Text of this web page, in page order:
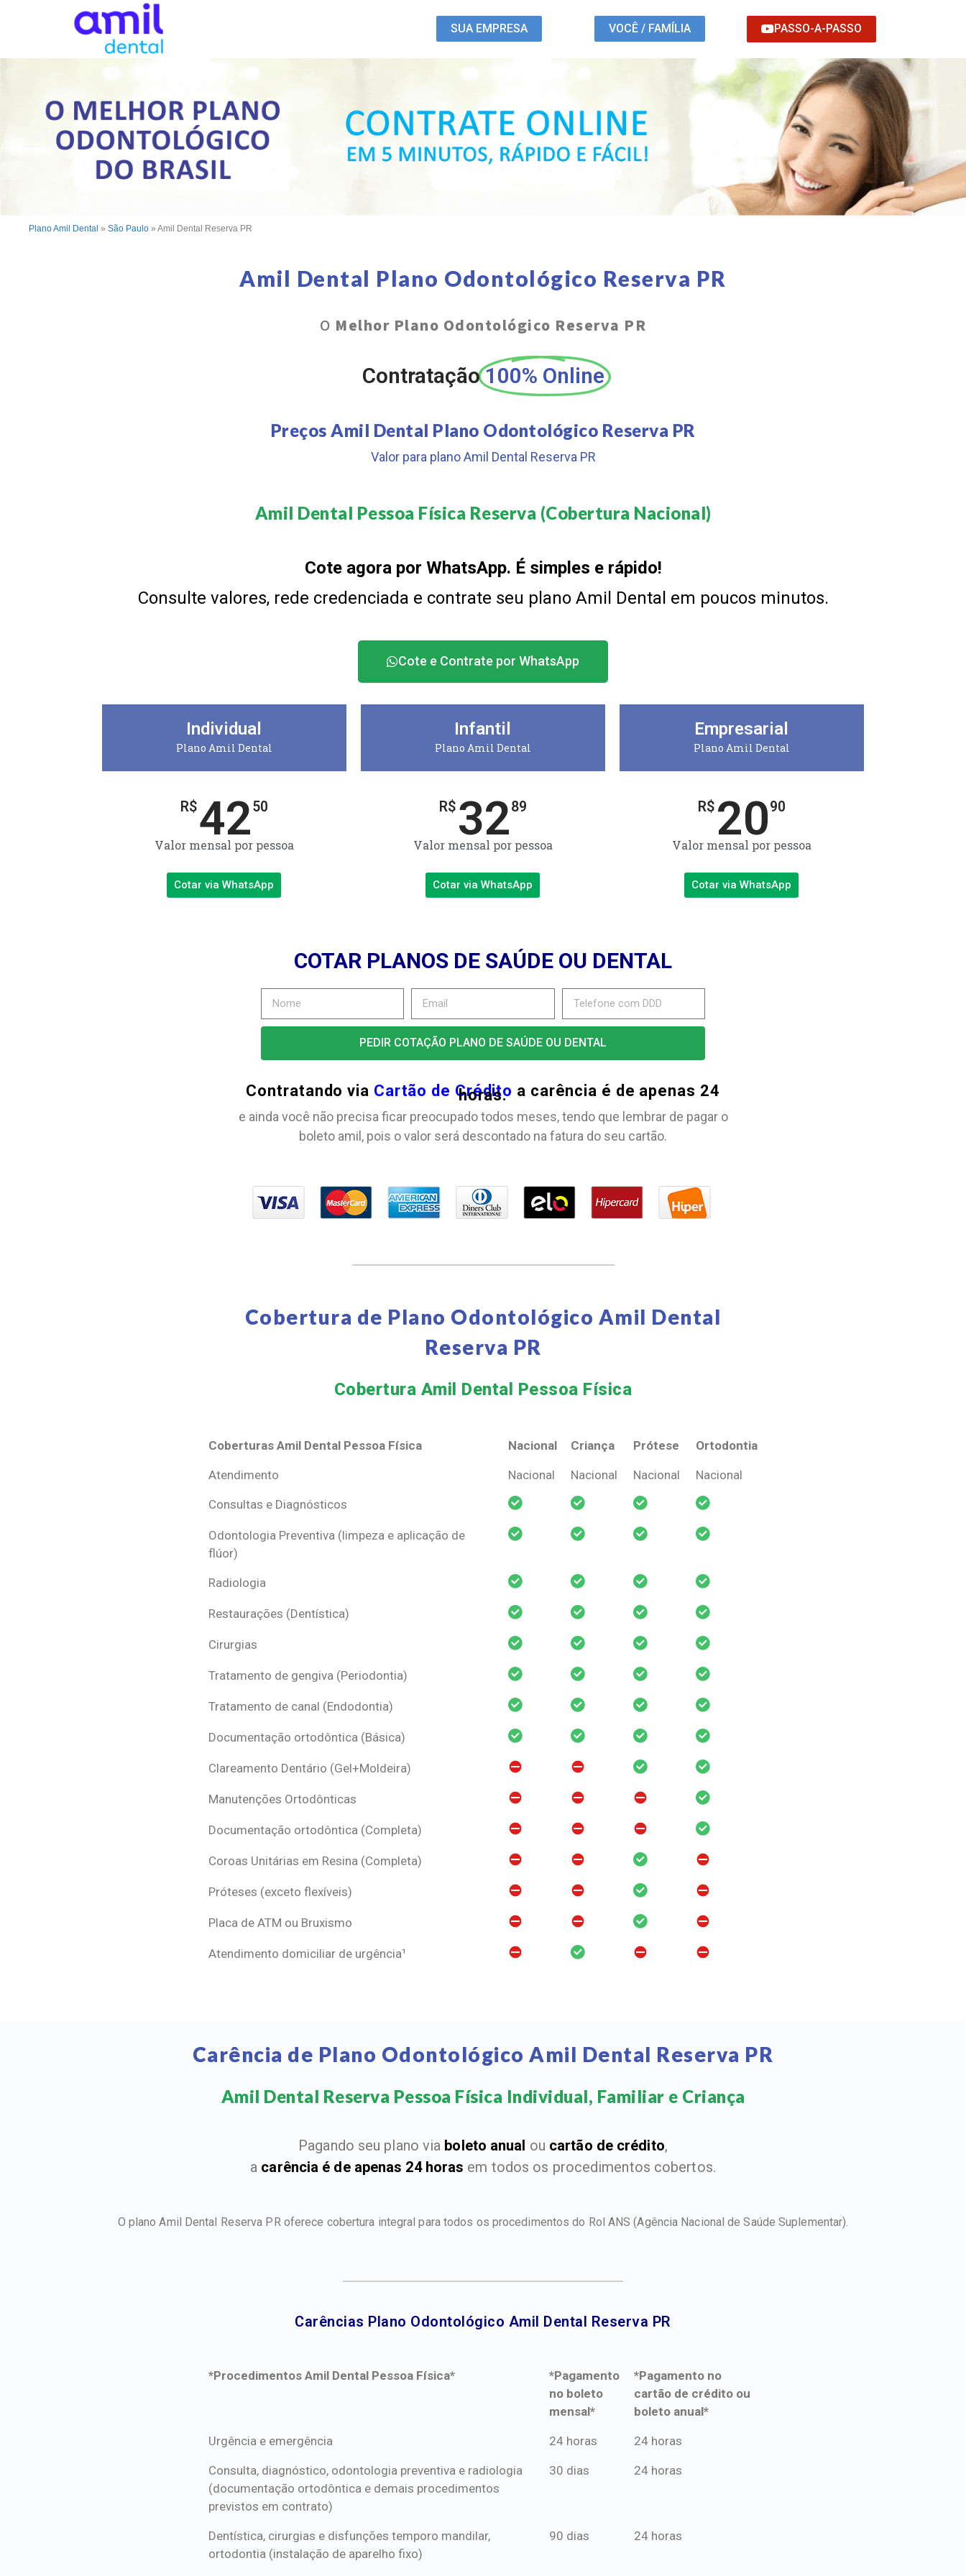
SUA EMPRESA VOCÊ / FAMÍLIA PASSO-A-PASSO
Plano Amil Dental » São Paulo » Amil Dental Reserva PR
Amil Dental Plano Odontológico Reserva PR
O Melhor Plano Odontológico Reserva PR
Contratação 100% Online
Preços Amil Dental Plano Odontológico Reserva PR
Valor para plano Amil Dental Reserva PR
Amil Dental Pessoa Física Reserva (Cobertura Nacional)​
Cote agora por WhatsApp. É simples e rápido!
Consulte valores, rede credenciada e contrate seu plano Amil Dental em poucos minutos.
Cote e Contrate por WhatsApp
Individual
Plano Amil Dental
R$4250
Valor mensal por pessoa
Cotar via WhatsApp
Infantil
Plano Amil Dental
R$ 3289
Valor mensal por pessoa
Cotar via WhatsApp
Empresarial
Plano Amil Dental
R$ 2090
Valor mensal por pessoa
Cotar via WhatsApp
COTAR PLANOS DE SAÚDE OU DENTAL
PEDIR COTAÇÃO PLANO DE SAÚDE OU DENTAL
Contratando via Cartão de Crédito a carência é de apenas 24
horas.
e ainda você não precisa ficar preocupado todos meses, tendo que lembrar de pagar o
boleto amil, pois o valor será descontado na fatura do seu cartão.
Cobertura de Plano Odontológico Amil Dental
Reserva PR
Cobertura Amil Dental Pessoa Física​
Coberturas Amil Dental Pessoa Física Nacional Criança Prótese
Ortodontia
Coberturas Amil Dental Pessoa Física
Nacional Criança Prótese Ortodontia
Atendimento Nacional Nacional Nacional Nacional
Consultas e Diagnósticos
Odontologia Preventiva (limpeza e aplicação de
flúor)
Radiologia
Restaurações (Dentística)
Cirurgias
Tratamento de gengiva (Periodontia)
Tratamento de canal (Endodontia)
Documentação ortodôntica (Básica)
Clareamento Dentário (Gel+Moldeira)
Manutenções Ortodônticas
Documentação ortodôntica (Completa)
Coroas Unitárias em Resina (Completa)
Próteses (exceto flexíveis)
Placa de ATM ou Bruxismo
Atendimento domiciliar de urgência¹
Carência de Plano Odontológico Amil Dental Reserva PR
Amil Dental Reserva Pessoa Física Individual, Familiar e Criança​
Pagando seu plano via boleto anual ou cartão de crédito,
a carência é de apenas 24 horas em todos os procedimentos cobertos.
O plano Amil Dental Reserva PR oferece cobertura integral para todos os procedimentos do Rol ANS(Agência Nacional de Saúde Suplementar).
Carências Plano Odontológico Amil Dental Reserva PR​
*Procedimentos Amil Dental Pessoa Física*
*Pagamento
no boleto
mensal*
*Pagamento no
cartão de crédito ou
boleto anual*
*Procedimentos Amil Dental Pessoa Física*
*Pagamento
mensal*
*Pagamento no
boleto anual*
Urgência e emergência 24 horas 24 horas
Consulta, diagnóstico, odontologia preventiva e radiologia
(documentação ortodôntica e demais procedimentos
previstos em contrato)
30 dias 24 horas
Dentística, cirurgias e disfunções temporo mandilar,
ortodontia (instalação de aparelho fixo)
90 dias 24 horas